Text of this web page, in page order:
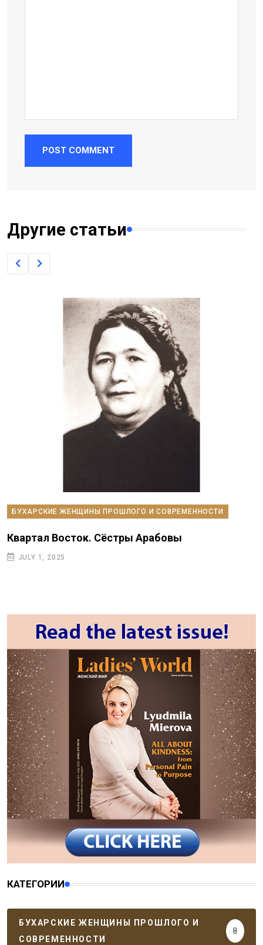
POST COMMENT
Другие статьи
БУХАРСКИЕ ЖЕНЩИНЫ ПРОШЛОГО И СОВРЕМЕННОСТИ
Квартал Восток. Сёстры Арабовы
JULY 1, 2025
КАТЕГОРИИ
БУХАРСКИЕ ЖЕНЩИНЫ ПРОШЛОГО И
СОВРЕМЕННОСТИ
8